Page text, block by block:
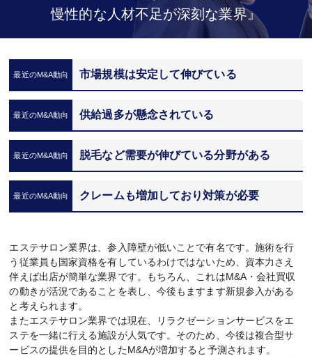
慢性的な人材不足が深刻な業界』
市場規模は安定して伸びている
供給過多が懸念されている
脱毛など需要が伸びている分野がある
クレームも増加しており対策が必要
エステサロン業界は、参入障壁が低いことで有名です。施術を行
う従業員も国家資格を有しているわけではないため、資本力さえ
伴えば出店が簡単な業界です。もちろん、これはM&A・会社買収
の動きが活況であることを表し、今後もますます新規参入がある
と考えられます。
またエステサロン業界では現在、リラクゼーションサービスをエ
ステを一緒に行える施設が人気です。そのため、今後は複合型サ
ービスの提供を目的としたM&Aが増加すると予測されます。